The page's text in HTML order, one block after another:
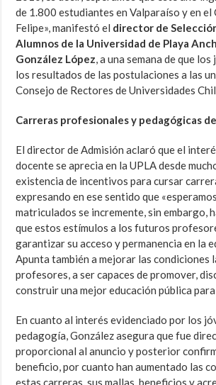
de 1.800 estudiantes en Valparaíso y en el
Felipe», manifestó el director de
Alumnos de la Universidad de Playa
González López, a una semana de que
los resultados de las postulaciones a las
Consejo de Rectores de Universidades
Carreras profesionales y pedagógicas
El director de Admisión aclaró que el
docente se aprecia en la UPLA desde
existencia de incentivos para cursar
expresando en ese sentido que
matriculados se incremente, sin embargo,
que estos estímulos a los futuros
garantizar su acceso y permanencia en la
Apunta también a mejorar las condiciones
profesores, a ser capaces de promover,
construir una mejor educación pública para
En cuanto al interés evidenciado por los
pedagogía, González asegura que fue
proporcional al anuncio y posterior
beneficio, por cuanto han aumentado las